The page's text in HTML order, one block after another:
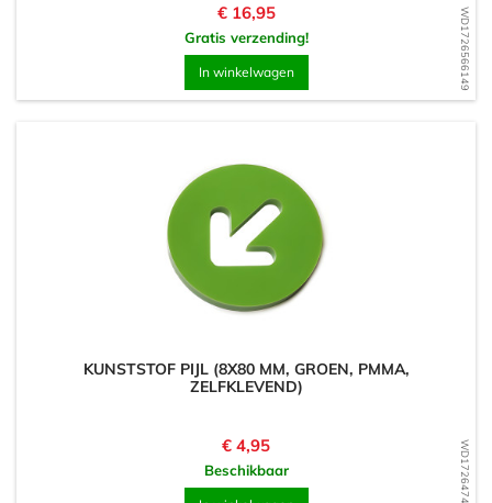
WD1726566149
Prijs
€ 16,95
Gratis verzending!
In winkelwagen
WD1726474188
KUNSTSTOF PIJL (8X80 MM, GROEN, PMMA,
ZELFKLEVEND)
Prijs
€ 4,95
Beschikbaar